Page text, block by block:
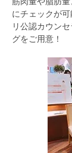
にチェックが
リ公認カウン
グをご用意！